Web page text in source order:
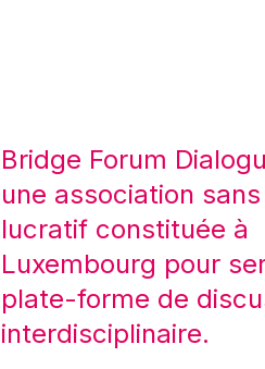
Bridge Forum
une association
lucratif constituée à
Luxembourg pour
plate-forme de
interdisciplinaire.